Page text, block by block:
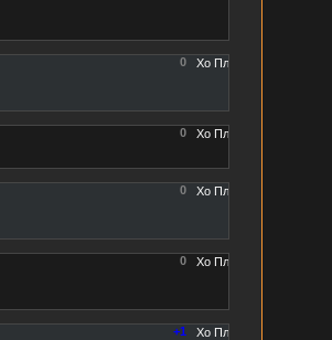
0
0
0
0
+1